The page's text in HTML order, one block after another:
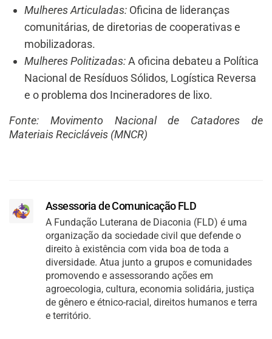
Mulheres Articuladas: Oficina de lideranças
comunitárias, de diretorias de cooperativas e
mobilizadoras.
Mulheres Politizadas:A oficina debateu a Política
Nacional de Resíduos Sólidos, Logística Reversa
e o problema dos Incineradores de lixo.
Fonte: Movimento Nacional de Catadores de
Materiais Recicláveis (MNCR)
Assessoria de Comunicação FLD
A Fundação Luterana de Diaconia (FLD) é uma
organização da sociedade civil que defende o
direito à existência com vida boa de toda a
diversidade. Atua junto a grupos e comunidades
promovendo e assessorando ações em
agroecologia, cultura, economia solidária, justiça
de gênero e étnico-racial, direitos humanos e terra
e território.